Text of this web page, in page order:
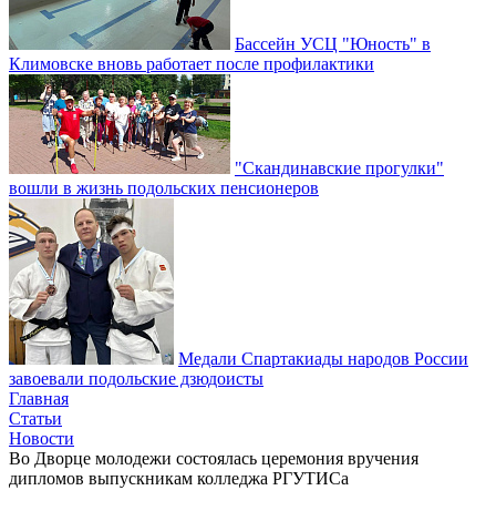
Бассейн УСЦ "Юность" в
Климовске вновь работает после профилактики
"Скандинавские прогулки"
вошли в жизнь подольских пенсионеров
Медали Спартакиады народов России
завоевали подольские дзюдоисты
Главная
Статьи
Новости
Во Дворце молодежи состоялась церемония вручения
дипломов выпускникам колледжа РГУТИСа